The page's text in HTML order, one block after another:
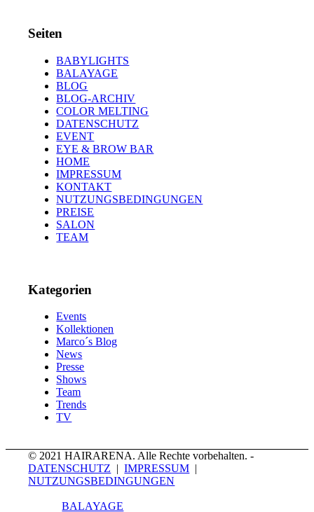
Seiten
BABYLIGHTS
BALAYAGE
BLOG
BLOG-ARCHIV
COLOR MELTING
DATENSCHUTZ
EVENT
EYE & BROW BAR
HOME
IMPRESSUM
KONTAKT
NUTZUNGSBEDINGUNGEN
PREISE
SALON
TEAM
Kategorien
Events
Kollektionen
Marco´s Blog
News
Presse
Shows
Team
Trends
TV
© 2021 HAIRARENA. Alle Rechte vorbehalten. -
DATENSCHUTZ |IMPRESSUM |
NUTZUNGSBEDINGUNGEN
BALAYAGE